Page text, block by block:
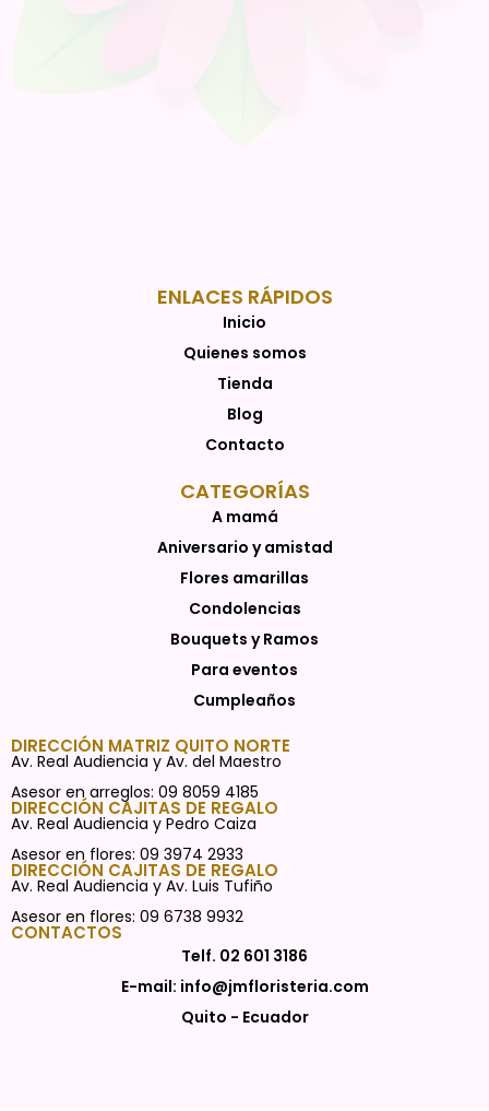
ENLACES RÁPIDOS
Inicio
Quienes somos
Tienda
Blog
Contacto
CATEGORÍAS
A mamá
Aniversario y amistad
Flores amarillas
Condolencias
Bouquets y Ramos
Para eventos
Cumpleaños
DIRECCIÓN MATRIZ QUITO NORTE
Av. Real Audiencia y Av. del Maestro
Asesor en arreglos: 09 8059 4185
DIRECCIÓN CAJITAS DE REGALO
Av. Real Audiencia y Pedro Caiza
Asesor en flores: 09 3974 2933
DIRECCIÓN CAJITAS DE REGALO
Av. Real Audiencia y Av. Luis Tufiño
Asesor en flores: 09 6738 9932
CONTACTOS
Telf. 02 601 3186
E-mail: info@jmfloristeria.com
Quito - Ecuador